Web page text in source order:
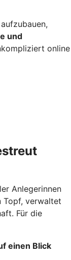
und
online
Anlegerinnen
Topf, verwaltet
Für die
einen Blick